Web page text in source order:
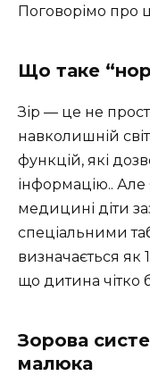
Поговорімо про
Що таке
Зір — це не
навколишній
функцій, які
інформацію.. Але
медицині діти
спеціальними
визначається як
що дитина чітко
Зорова
малюка